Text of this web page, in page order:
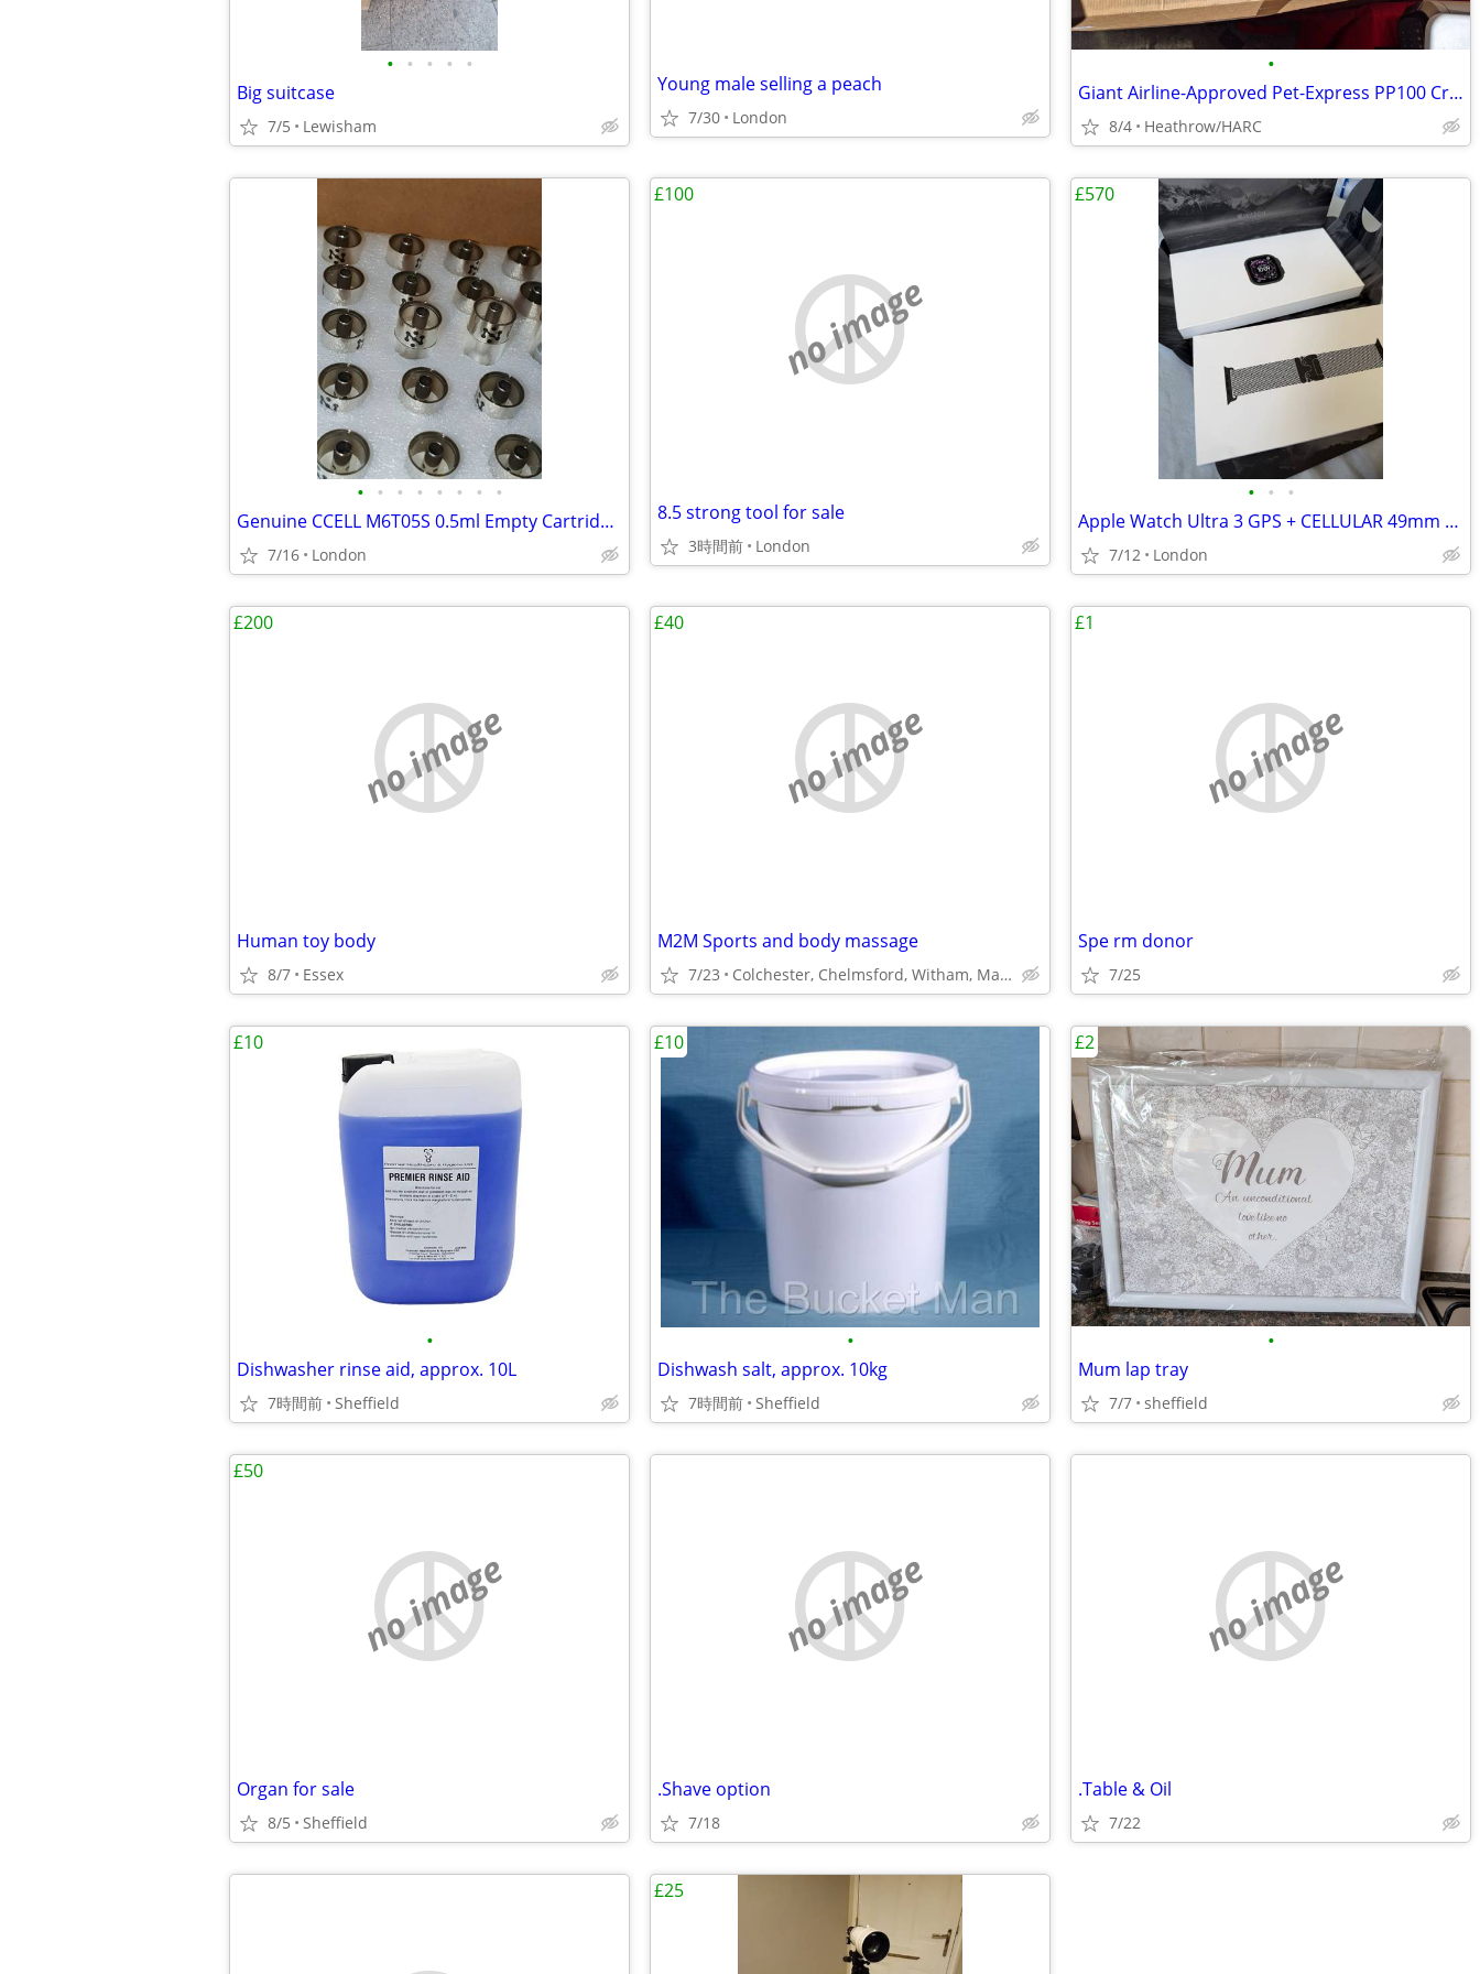
• • • • •
Big suitcase
7/5 Lewisham
Young male selling a peach
7/30 London
•
Giant Airline-Approved Pet-Express PP100 Crate + Height Extender Kit
8/4 Heathrow/HARC
• • • • • • • •
Genuine CCELL M6T05S 0.5ml Empty Cartridges (Bulk Lot)
7/16 London
no image
8.5 strong tool for sale
3時間前 London
£100
• • •
Apple Watch Ultra 3 GPS + CELLULAR 49mm With Black Titanium Milanese
7/12 London
£570
no image
Human toy body
8/7 Essex
£200
no image
M2M Sports and body massage
7/23 Colchester, Chelmsford, Witham, Maldon, Sudbury
£40
no image
Spe rm donor
7/25
£1
•
Dishwasher rinse aid, approx. 10L
7時間前 Sheffield
£10
•
Dishwash salt, approx. 10kg
7時間前 Sheffield
£10
•
Mum lap tray
7/7 sheffield
£2
no image
Organ for sale
8/5 Sheffield
£50
no image
.Shave option
7/18
no image
.Table & Oil
7/22
£25